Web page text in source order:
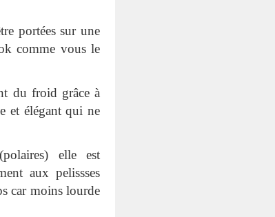
portées sur une
comme vous le
du froid grâce à
et élégant qui ne
elle est
aux pelissses
car moins lourde